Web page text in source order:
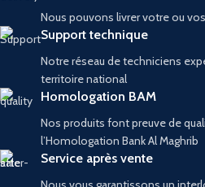
Nous pouvons livrer votre ou
Support technique
Notre réseau de techniciens
territoire national
Homologation BAM
Nos produits font preuve de
l’Homologation Bank Al Maghrib
Service après vente